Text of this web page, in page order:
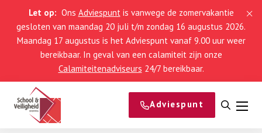
Let op: Ons Adviespuntis vanwege de zomervakantie
gesloten van maandag 20 juli t/m zondag 16 augustus 2026.
Maandag 17 augustus is het Adviespunt vanaf 9.00 uur weer
bereikbaar. In geval van een calamiteit zijn onze
Calamiteitenadviseurs 24/7 bereikbaar.
Adviespunt
Open